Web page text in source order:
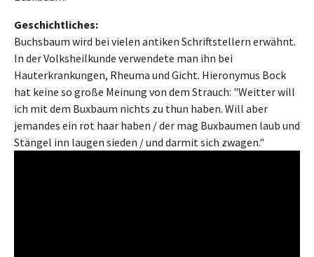
Geschichtliches:
Buchsbaum wird bei vielen antiken Schriftstellern erwähnt.
In der Volksheilkunde verwendete man ihn bei
Hauterkrankungen, Rheuma und Gicht. Hieronymus Bock
hat keine so große Meinung von dem Strauch: "Weitter will
ich mit dem Buxbaum nichts zu thun haben. Will aber
jemandes ein rot haar haben / der mag Buxbaumen laub und
Stängel inn laugen sieden / und darmit sich zwagen."